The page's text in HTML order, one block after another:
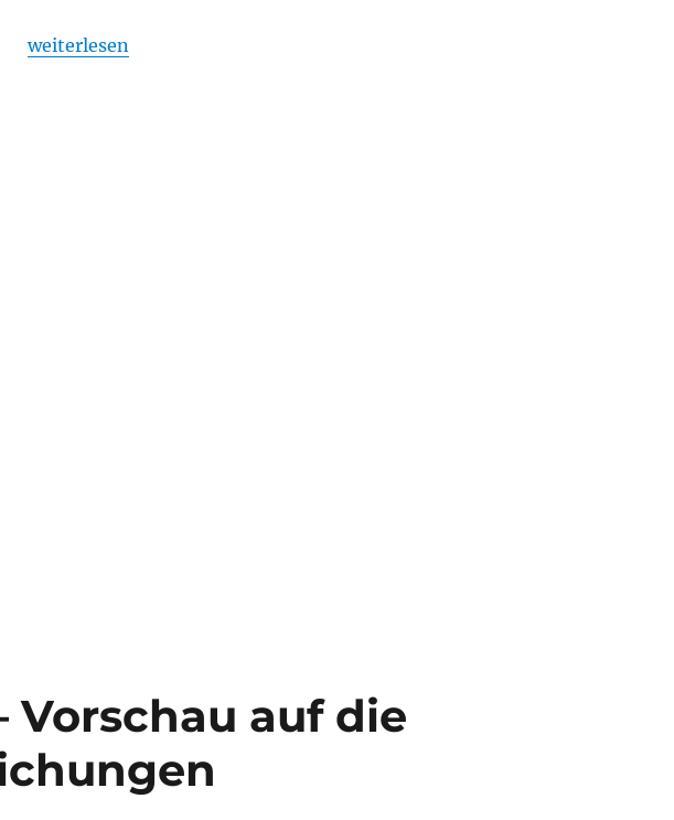
„Spiel des Jahres 2025 – Die Nominierungen“
weiterlesen
Vorschau auf die